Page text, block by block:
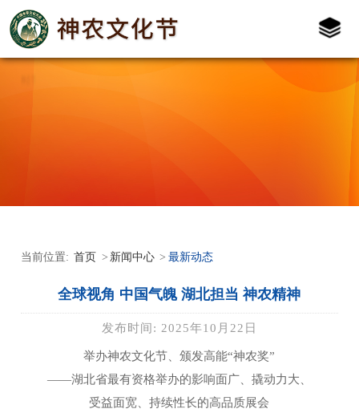
当前位置: 首页 > 新闻中心 > 最新动态
全球视角 中国气魄 湖北担当 神农精神
发布时间: 2025年10月22日
举办神农文化节、颁发高能“神农奖”
——湖北省最有资格举办的影响面广、撬动力大、
受益面宽 、持续性长的高品质展会